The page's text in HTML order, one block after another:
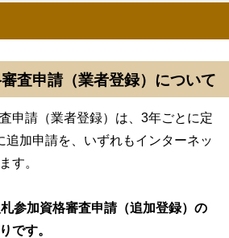
査申請（業者登録）について
申請（業者登録）は、3年ごとに定
追加申請を、いずれもインターネッ
す。
参加資格審査申請（追加登録）の
です。